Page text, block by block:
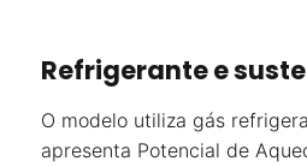
Refrigerante e
O modelo utiliza gás
apresenta Potencial de